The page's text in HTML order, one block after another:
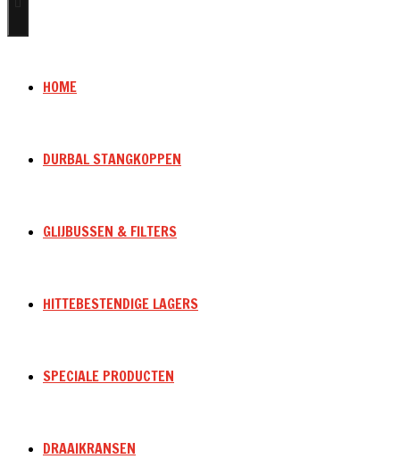
HOME
DURBAL STANGKOPPEN
GLIJBUSSEN & FILTERS
HITTEBESTENDIGE LAGERS
SPECIALE PRODUCTEN
DRAAIKRANSEN